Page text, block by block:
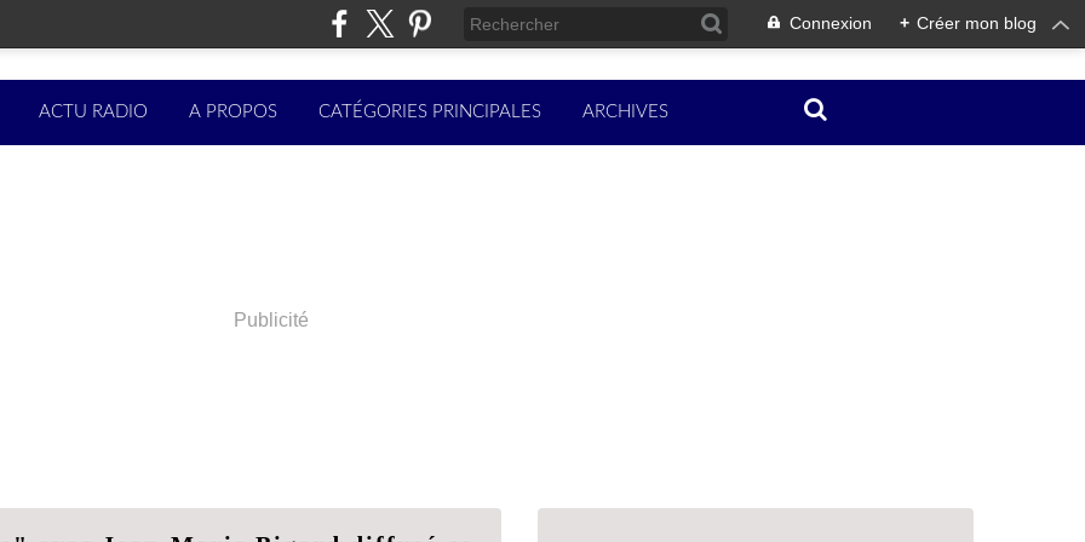
Connexion + Créer mon blog
ACTU RADIO A PROPOS CATÉGORIES PRINCIPALES ARCHIVES
Publicité